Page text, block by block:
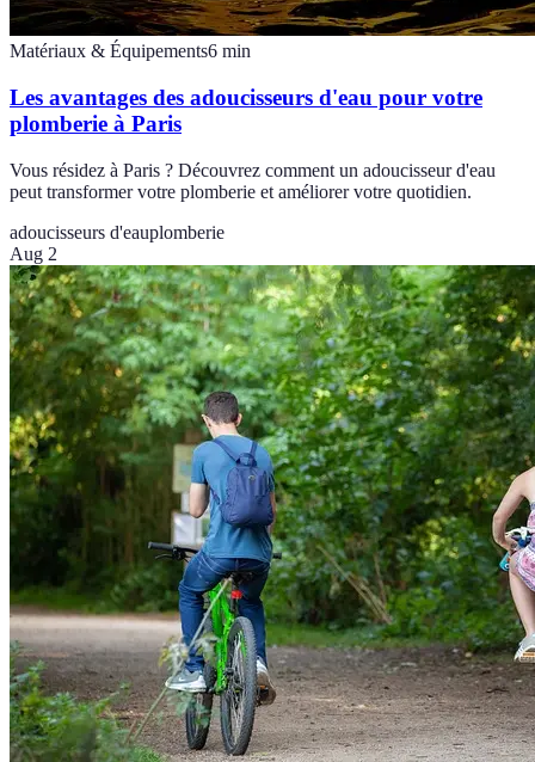
Matériaux & Équipements6 min
Les avantages des adoucisseurs d'eau pour votre
plomberie à Paris
Vous résidez à Paris ? Découvrez comment un adoucisseur d'eau
peut transformer votre plomberie et améliorer votre quotidien.
adoucisseurs d'eauplomberie
Aug 2